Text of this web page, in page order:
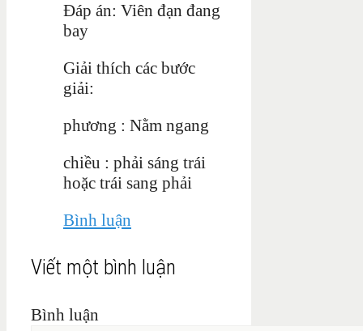
Đáp án: Viên đạn đang
bay
Giải thích các bước
giải:
phương : Nằm ngang
chiều : phải sáng trái
hoặc trái sang phải
Bình luận
Viết một bình luận
Bình luận